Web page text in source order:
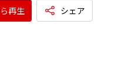
再生 シェア